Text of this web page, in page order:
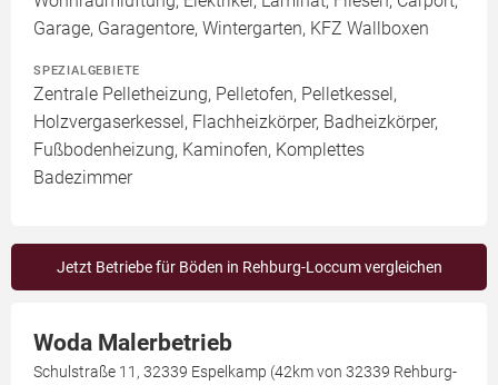
Garage, Garagentore, Wintergarten, KFZ Wallboxen
SPEZIALGEBIETE
Zentrale Pelletheizung, Pelletofen, Pelletkessel,
Holzvergaserkessel, Flachheizkörper, Badheizkörper,
Fußbodenheizung, Kaminofen, Komplettes
Badezimmer
Jetzt Betriebe für Böden in Rehburg-Loccum vergleichen
Woda Malerbetrieb
Schulstraße 11, 32339 Espelkamp (42km von 32339 Rehburg-